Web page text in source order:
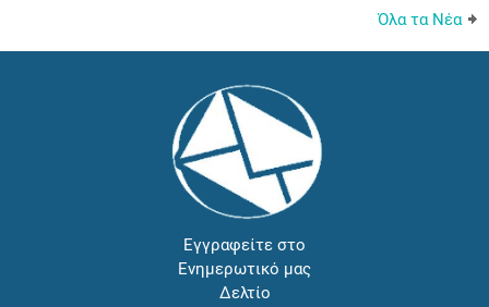
Όλα τα Νέα
Εγγραφείτε στο
Ενημερωτικό μας
Δελτίο